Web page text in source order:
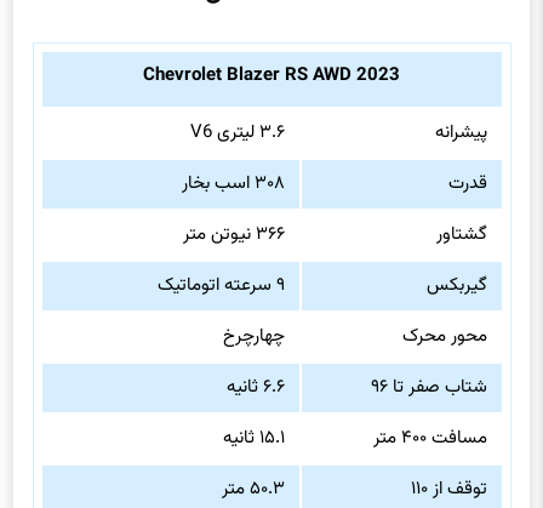
Chevrolet Blazer RS AWD 2023
پیشرانه
۳.۶ لیتری V6
قدرت
۳۰۸ اسب بخار
گشتاور
۳۶۶ نیوتن متر
گیربکس
۹ سرعته اتوماتیک
محور محرک
چهارچرخ
شتاب صفر تا ۹۶
۶.۶ ثانیه
مسافت ۴۰۰ متر
۱۵.۱ ثانیه
توقف از ۱۱۰
۵۰.۳ متر